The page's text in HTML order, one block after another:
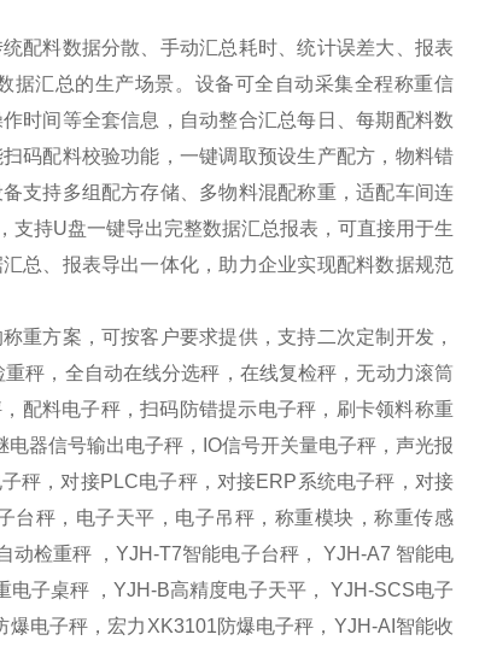
配料数据分散、手动汇总耗时、统计误差大、报表
据汇总的生产场景。设备可全自动采集全程称重信
时间等全套信息，自动整合汇总每日、每期配料数
码配料校验功能，一键调取预设生产配方，物料错
支持多组配方存储、多物料混配称重，适配车间连
持U盘一键导出完整数据汇总报表，可直接用于生
总、报表导出一体化，助力企业实现配料数据规范
重方案，可按客户要求提供，支持二次定制开发，
秤，全自动在线分选秤，在线复检秤，无动力滚筒
配料电子秤，扫码防错提示电子秤，刷卡领料称重
器信号输出电子秤，IO信号开关量电子秤，声光报
秤，对接PLC电子秤，对接ERP系统电子秤，对接
台秤，电子天平，电子吊秤，称重模块，称重传感
动检重秤 ，YJH-T7智能电子台秤， YJH-A7 智能电
子桌秤 ，YJH-B高精度电子天平， YJH-SCS电子
电子秤，宏力XK3101防爆电子秤，YJH-AI智能收